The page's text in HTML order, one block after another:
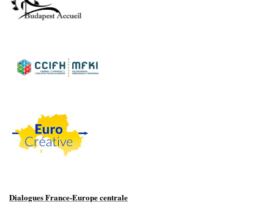
Dialogues France-Europe centrale